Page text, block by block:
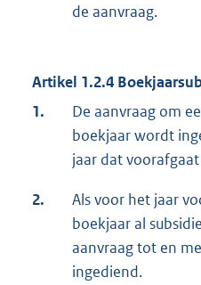
de aanvraag.
Artikel 1.2.4
1.
De aanvraag om
boekjaar wordt
jaar dat
2.
Als voor het jaar
boekjaar al
aanvraag tot en
ingediend.